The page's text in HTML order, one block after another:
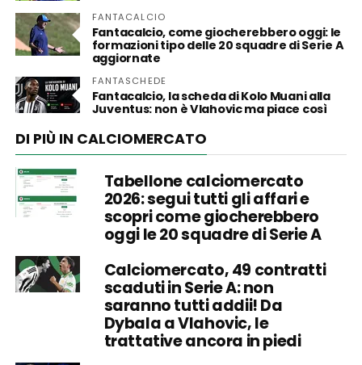
FANTACALCIO
Fantacalcio, come giocherebbero oggi: le
formazioni tipo delle 20 squadre di Serie A
aggiornate
FANTASCHEDE
Fantacalcio, la scheda di Kolo Muani alla
Juventus: non è Vlahovic ma piace così
DI PIÙ IN CALCIOMERCATO
Tabellone calciomercato
2026: segui tutti gli affari e
scopri come giocherebbero
oggi le 20 squadre di Serie A
Calciomercato, 49 contratti
scaduti in Serie A: non
saranno tutti addii! Da
Dybala a Vlahovic, le
trattative ancora in piedi